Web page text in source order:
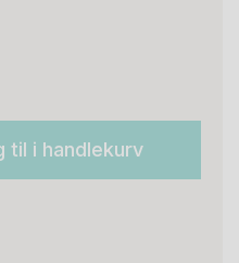
til i handlekurv